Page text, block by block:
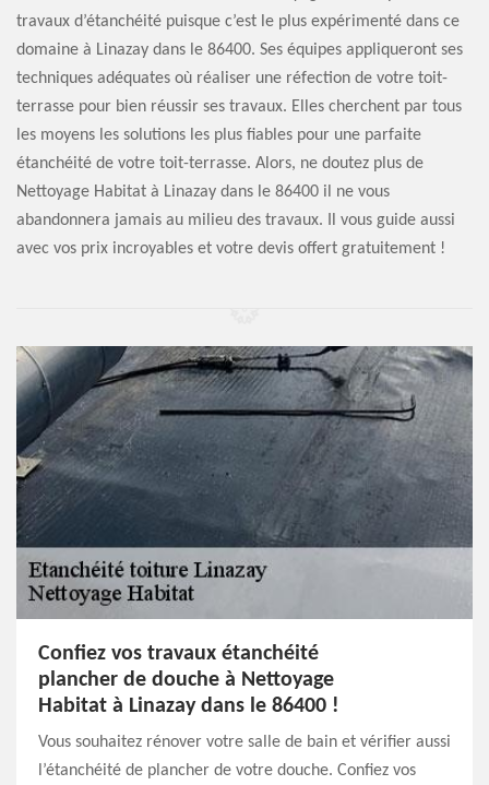
travaux d’étanchéité puisque c’est le plus expérimenté dans ce
domaine à Linazay dans le 86400. Ses équipes appliqueront ses
techniques adéquates où réaliser une réfection de votre toit-
terrasse pour bien réussir ses travaux. Elles cherchent par tous
les moyens les solutions les plus fiables pour une parfaite
étanchéité de votre toit-terrasse. Alors, ne doutez plus de
Nettoyage Habitat à Linazay dans le 86400 il ne vous
abandonnera jamais au milieu des travaux. Il vous guide aussi
avec vos prix incroyables et votre devis offert gratuitement !
Confiez vos travaux étanchéité
plancher de douche à Nettoyage
Habitat à Linazay dans le 86400 !
Vous souhaitez rénover votre salle de bain et vérifier aussi
l’étanchéité de plancher de votre douche. Confiez vos